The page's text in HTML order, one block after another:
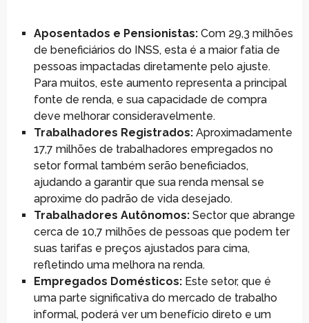
Aposentados e Pensionistas:Com 29,3 milhões
de beneficiários do INSS, esta é a maior fatia de
pessoas impactadas diretamente pelo ajuste.
Para muitos, este aumento representa a principal
fonte de renda, e sua capacidade de compra
deve melhorar consideravelmente.
Trabalhadores Registrados:Aproximadamente
17,7 milhões de trabalhadores empregados no
setor formal também serão beneficiados,
ajudando a garantir que sua renda mensal se
aproxime do padrão de vida desejado.
Trabalhadores Autônomos:Sector que abrange
cerca de 10,7 milhões de pessoas que podem ter
suas tarifas e preços ajustados para cima,
refletindo uma melhora na renda.
Empregados Domésticos:Este setor, que é
uma parte significativa do mercado de trabalho
informal, poderá ver um benefício direto e um